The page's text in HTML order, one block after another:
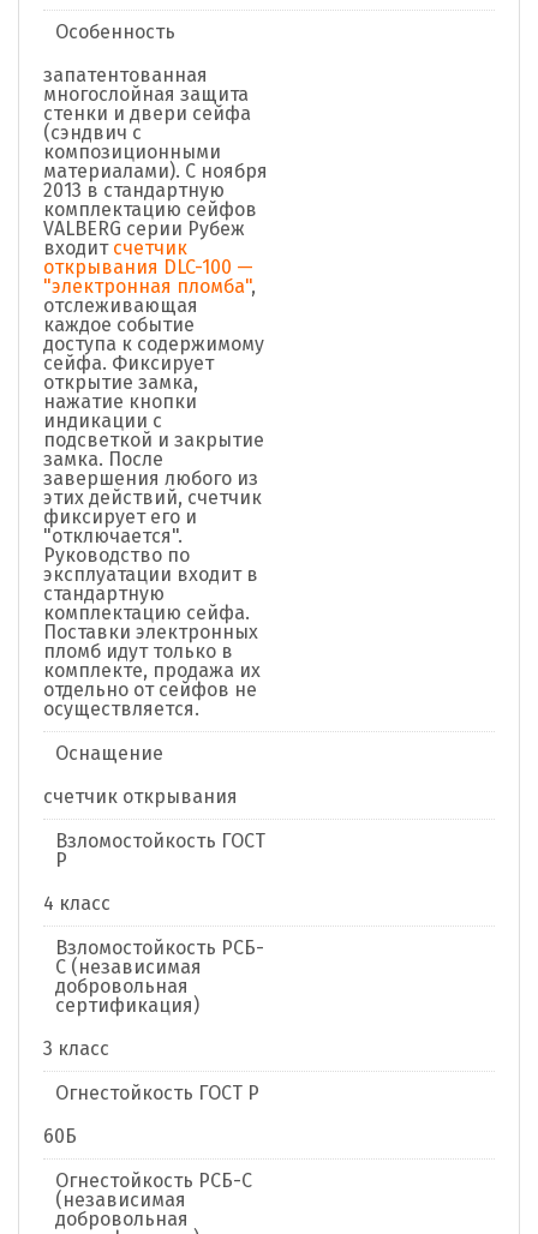
Особенность
запатентованная
многослойная защита
стенки и двери сейфа
(сэндвич с
композиционными
материалами). C ноября
2013 в стандартную
комплектацию сейфов
VALBERG серии Рубеж
входитсчетчик
открывания DLC-100 —
"электронная пломба",
отслеживающая
каждое событие
доступа к содержимому
сейфа. Фиксирует
открытие замка,
нажатие кнопки
индикации с
подсветкой и закрытие
замка. После
завершения любого из
этих действий, счетчик
фиксирует его и
"отключается".
Руководство по
эксплуатации входит в
стандартную
комплектацию сейфа.
Поставки электронных
пломб идут только в
комплекте, продажа их
отдельно от сейфов не
осуществляется.
Оснащение
счетчик открывания
Взломостойкость ГОСТ
Р
4 класс
Взломостойкость РСБ-
С (независимая
добровольная
сертификация)
3 класс
Огнестойкость ГОСТ Р
60Б
Огнестойкость РСБ-С
(независимая
добровольная